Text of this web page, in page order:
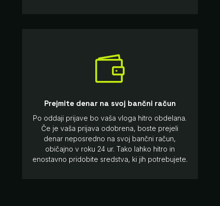

Prejmite denar na svoj bančni račun
Po oddaji prijave bo vaša vloga hitro obdelana.
Če je vaša prijava odobrena, boste prejeli
denar neposredno na svoj bančni račun,
običajno v roku 24 ur. Tako lahko hitro in
enostavno pridobite sredstva, ki jih potrebujete.